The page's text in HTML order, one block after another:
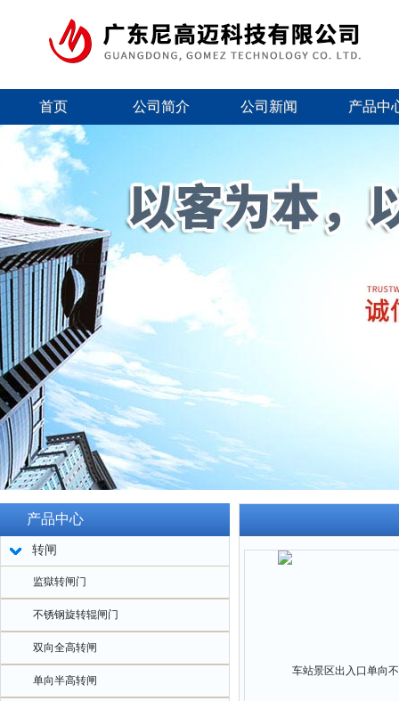
首页 公司简介 公司新闻 产品中
产品中心
转闸
监獄转闸门
不锈钢旋转辊闸门
双向全高转闸
单向半高转闸